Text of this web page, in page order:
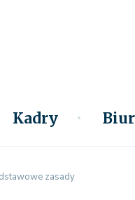
Kadry
zasady